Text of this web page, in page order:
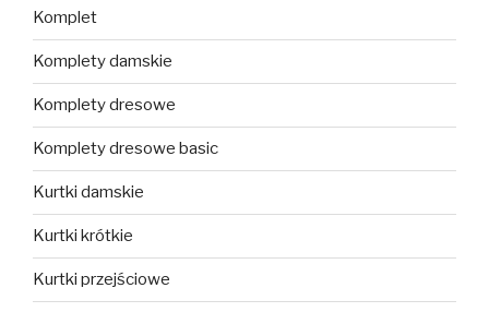
Komplet
Komplety damskie
Komplety dresowe
Komplety dresowe basic
Kurtki damskie
Kurtki krótkie
Kurtki przejściowe